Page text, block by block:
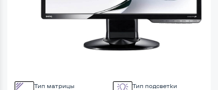
Тип матрицы
Тип подсветки